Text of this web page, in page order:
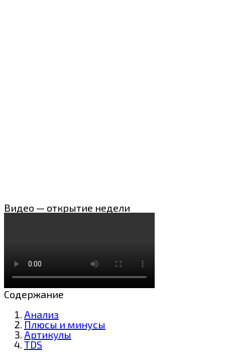
Видео — открытие недели
Содержание
Анализ
Плюсы и минусы
Артикулы
TDS